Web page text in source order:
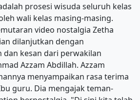
prosesi wisuda seluruh kelas
wali kelas masing-masing.
video nostalgia Zetha
dilanjutkan dengan
dan kesan dari perwakilan
Azzam Abdillah. Azzam
menyampaikan rasa terima
guru. Dia mengajak teman-